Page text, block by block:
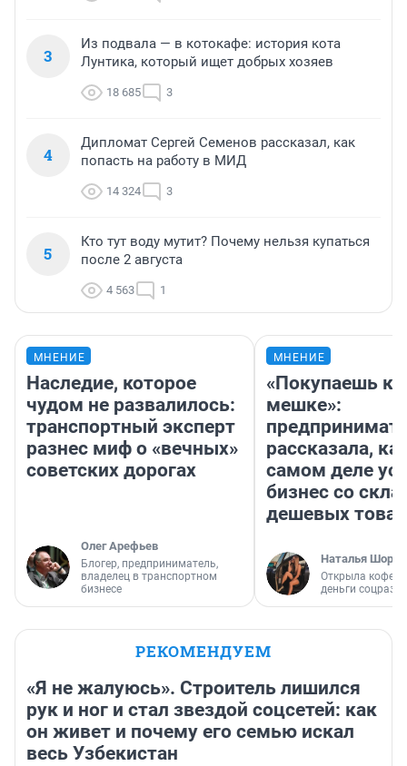
3
Из подвала — в котокафе: история кота
Лунтика, который ищет добрых хозяев
18 685 3
4
Дипломат Сергей Семенов рассказал, как
попасть на работу в МИД
14 324 3
5
Кто тут воду мутит? Почему нельзя купаться
после 2 августа
4 563 1
МНЕНИЕ
Наследие, которое
чудом не развалилось:
транспортный эксперт
разнес миф о «вечных»
советских дорогах
Олег Арефьев
Блогер, предприниматель,
владелец в транспортном
бизнесе
МНЕНИЕ
«Покупаешь
мешке»:
рассказала,
самом деле
бизнес со
дешевых
Наталья
Открыла
деньги
РЕКОМЕНДУЕМ
«Я не жалуюсь». Строитель лишился
рук и ног и стал звездой соцсетей: как
он живет и почему его семью искал
весь Узбекистан